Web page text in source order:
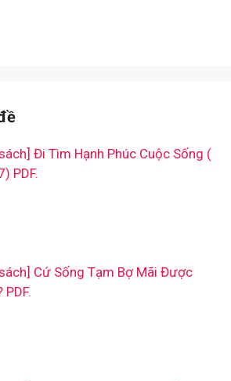
Đi Tìm Hạnh Phúc Cuộc Sống (
PDF.
Cứ Sống Tạm Bợ Mãi Được
PDF.